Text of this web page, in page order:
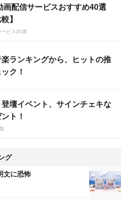
画配信サービスおすすめ40選
】
ビス20選
ランキングから、ヒットの推
ク！
壇イベント、サインチェキな
ト！
グ
文に恐怖